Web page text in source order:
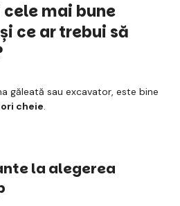
mai bune
ce ar trebui să
găleată sau excavator, este bine
cheie.
la alegerea